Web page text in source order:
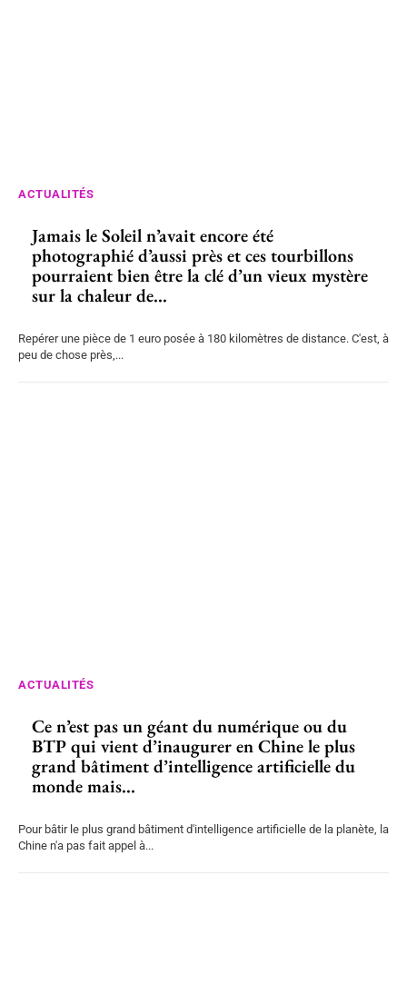
ACTUALITÉS
Jamais le Soleil n’avait encore été
photographié d’aussi près et ces tourbillons
pourraient bien être la clé d’un vieux mystère
sur la chaleur de...
Repérer une pièce de 1 euro posée à 180 kilomètres de distance. C'est, à
peu de chose près,...
ACTUALITÉS
Ce n’est pas un géant du numérique ou du
BTP qui vient d’inaugurer en Chine le plus
grand bâtiment d’intelligence artificielle du
monde mais...
Pour bâtir le plus grand bâtiment d'intelligence artificielle de la planète, la
Chine n'a pas fait appel à...